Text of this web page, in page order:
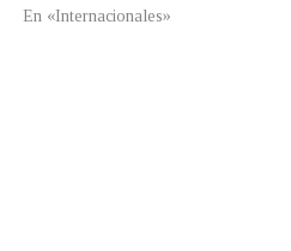
En «Internacionales»